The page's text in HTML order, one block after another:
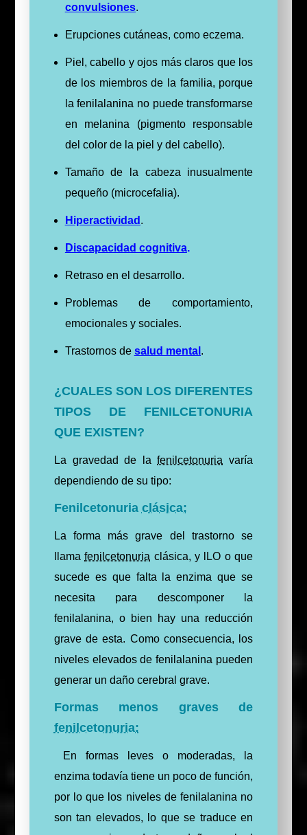
convulsiones.
Erupciones cutáneas, como eczema.
Piel, cabello y ojos más claros que los
de los miembros de la familia, porque
la fenilalanina no puede transformarse
en melanina (pigmento responsable
del color de la piel y del cabello).
Tamaño de la cabeza inusualmente
pequeño (microcefalia).
Hiperactividad .
Discapacidad cognitiva.
Retraso en el desarrollo.
Problemas de comportamiento,
emocionales y sociales.
Trastornos de salud mental .
¿CUALES SON LOS DIFERENTES
TIPOS DE FENILCETONURIA
QUE EXISTEN?
La gravedad de lafenilcetonuria varía
dependiendo de su tipo:
Fenilcetonuria clásica:
La forma más grave del trastorno se
llamafenilcetonuria clásica, y lLO o que
sucede es que falta la enzima que se
necesita para descomponer la
fenilalanina, o bien hay una reducción
grave de esta. Como consecuencia, los
niveles elevados de fenilalanina pueden
generar un daño cerebral grave.
Formas menos graves de
fenilcetonuria:
En formas leves o moderadas, la
enzima todavía tiene un poco de función,
por lo que los niveles de fenilalanina no
son tan elevados, lo que se traduce en